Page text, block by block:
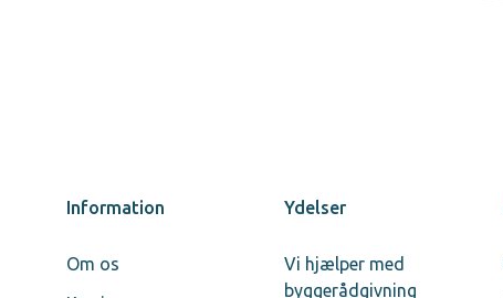
Information
Om os
Ydelser
Vi hjælper med
byggerådgivning